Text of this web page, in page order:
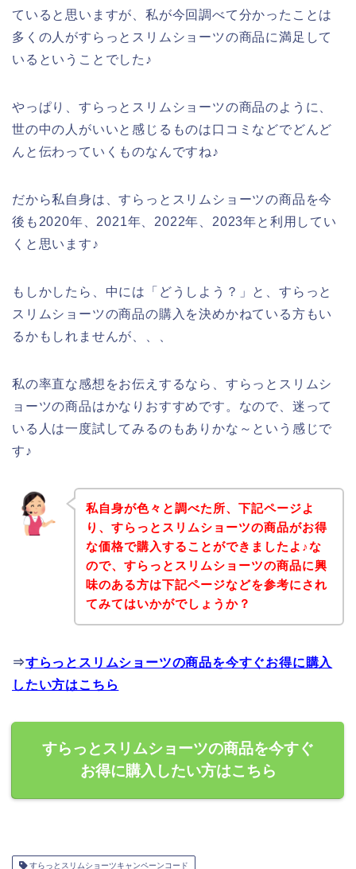
ていると思いますが、私が今回調べて分かったことは
多くの人がすらっとスリムショーツの商品に満足して
いるということでした♪
やっぱり、すらっとスリムショーツの商品のように、
世の中の人がいいと感じるものは口コミなどでどんど
んと伝わっていくものなんですね♪
だから私自身は、すらっとスリムショーツの商品を今
後も2020年、2021年、2022年、2023年と利用してい
くと思います♪
もしかしたら、中には「どうしよう？」と、すらっと
スリムショーツの商品の購入を決めかねている方もい
るかもしれませんが、、、
私の率直な感想をお伝えするなら、すらっとスリムシ
ョーツの商品はかなりおすすめです。なので、迷って
いる人は一度試してみるのもありかな～という感じで
す♪
私自身が色々と調べた所、下記ページよ
り、すらっとスリムショーツの商品がお得
な価格で購入することができましたよ♪な
ので、すらっとスリムショーツの商品に興
味のある方は下記ページなどを参考にされ
てみてはいかがでしょうか？
⇒すらっとスリムショーツの商品を今すぐお得に購入
したい方はこちら
すらっとスリムショーツの商品を今すぐ
お得に購入したい方はこちら
すらっとスリムショーツキャンペーンコード